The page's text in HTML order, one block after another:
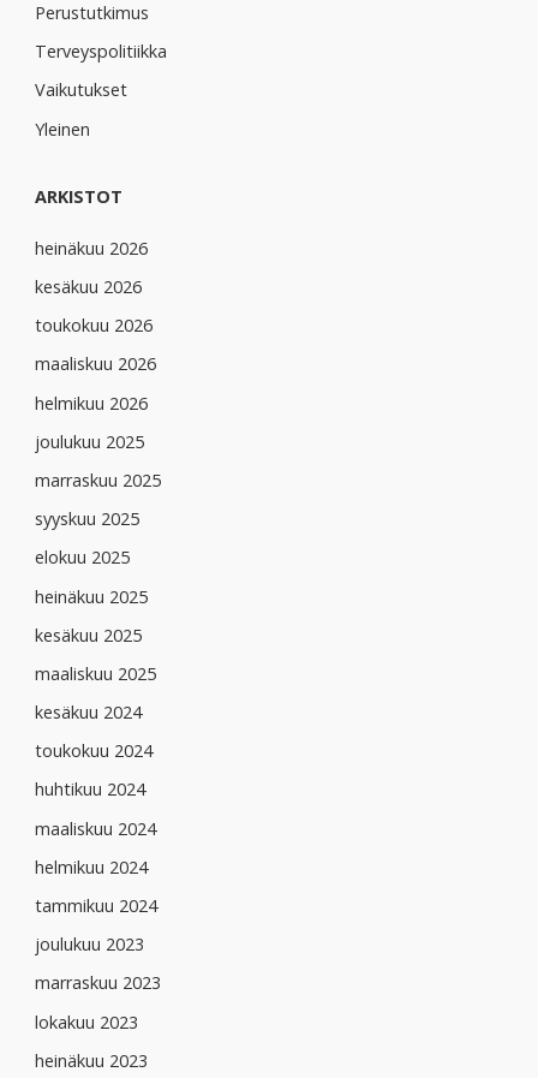
Perustutkimus
Terveyspolitiikka
Vaikutukset
Yleinen
ARKISTOT
heinäkuu 2026
kesäkuu 2026
toukokuu 2026
maaliskuu 2026
helmikuu 2026
joulukuu 2025
marraskuu 2025
syyskuu 2025
elokuu 2025
heinäkuu 2025
kesäkuu 2025
maaliskuu 2025
kesäkuu 2024
toukokuu 2024
huhtikuu 2024
maaliskuu 2024
helmikuu 2024
tammikuu 2024
joulukuu 2023
marraskuu 2023
lokakuu 2023
heinäkuu 2023